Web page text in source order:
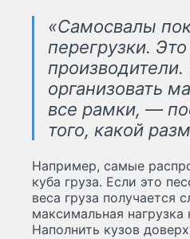
«Самосвалы
перегрузки.
организовать
все рамки, —
того, какой
Например, самые
куба груза. Если это
веса груза получается
максимальная
Наполнить кузов